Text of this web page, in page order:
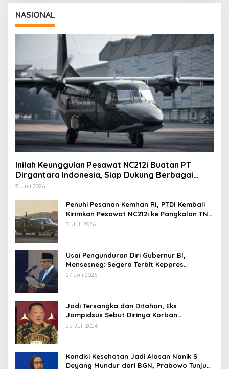
NASIONAL
Inilah Keunggulan Pesawat NC212i Buatan PT
Dirgantara Indonesia, Siap Dukung Berbagai
Operasi TNI
31 Juli 2026
Penuhi Pesanan Kemhan RI, PTDI Kembali
Kirimkan Pesawat NC212i ke Pangkalan TNI
AU
31 Juli 2026
Usai Pengunduran Diri Gubernur BI,
Mensesneg: Segera Terbit Keppres
Pemberhentian dengan Hormat
27 Juli 2026
Jadi Tersangka dan Ditahan, Eks
Jampidsus Sebut Dirinya Korban
Kriminalisasi
25 Juli 2026
Kondisi Kesehatan Jadi Alasan Nanik S
Deyang Mundur dari BGN, Prabowo Tunjuk